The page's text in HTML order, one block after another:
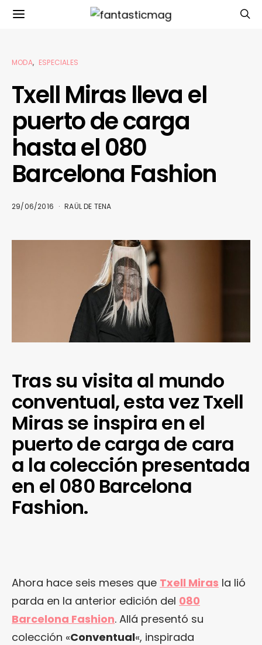
MODA ESPECIALES
Txell Miras lleva el
puerto de carga
hasta el 080
Barcelona Fashion
29/06/2016 RAÜL DE TENA
Tras su visita al mundo
conventual, esta vez Txell
Miras se inspira en el
puerto de carga de cara
a la colección presentada
en el 080 Barcelona
Fashion.
Ahora hace seis meses que Txell Miras la lió
parda en la anterior edición del 080
Barcelona Fashion. Allá presentó su
colección «Conventual«, inspirada